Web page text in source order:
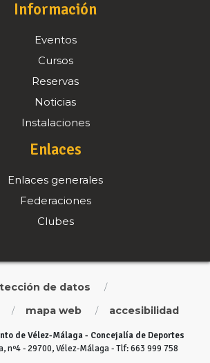
Información
Eventos
Cursos
Reservas
Noticias
Instalaciones
Enlaces
Enlaces generales
Federaciones
Clubes
de datos /
/ mapa web / accesibilidad
de Vélez-Málaga - Concejalía de Deportes
nº4 - 29700, Vélez-Málaga - Tlf: 663 999 758